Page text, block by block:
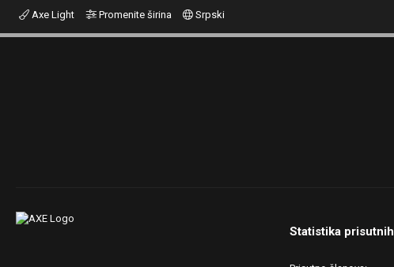
Axe Light Promenite širina Srpski
Statistika prisutnih